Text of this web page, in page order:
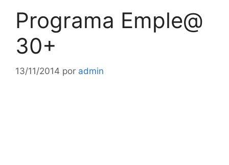
Programa Emple@
30+
13/11/2014 por admin